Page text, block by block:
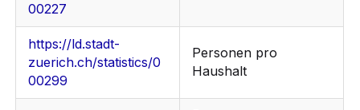
00227
https://ld.stadt-
zuerich.ch/statistics/0
00299
Personen pro
Haushalt